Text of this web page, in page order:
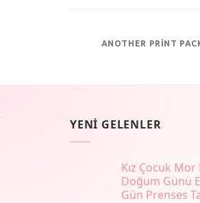
ANOTHER PRINT
YENI GELENLER
Kız Çocuk
Doğum Günü
Gün Prenses